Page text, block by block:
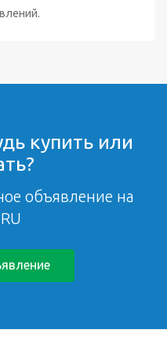
купить или
объявление на